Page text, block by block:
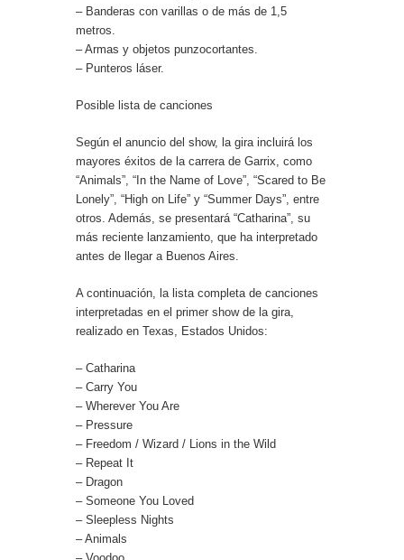
– Banderas con varillas o de más de 1,5
metros.
– Armas y objetos punzocortantes.
– Punteros láser.
Posible lista de canciones
Según el anuncio del show, la gira incluirá los
mayores éxitos de la carrera de Garrix, como
“Animals”, “In the Name of Love”, “Scared to Be
Lonely”, “High on Life” y “Summer Days”, entre
otros. Además, se presentará “Catharina”, su
más reciente lanzamiento, que ha interpretado
antes de llegar a Buenos Aires.
A continuación, la lista completa de canciones
interpretadas en el primer show de la gira,
realizado en Texas, Estados Unidos:
– Catharina
– Carry You
– Wherever You Are
– Pressure
– Freedom / Wizard / Lions in the Wild
– Repeat It
– Dragon
– Someone You Loved
– Sleepless Nights
– Animals